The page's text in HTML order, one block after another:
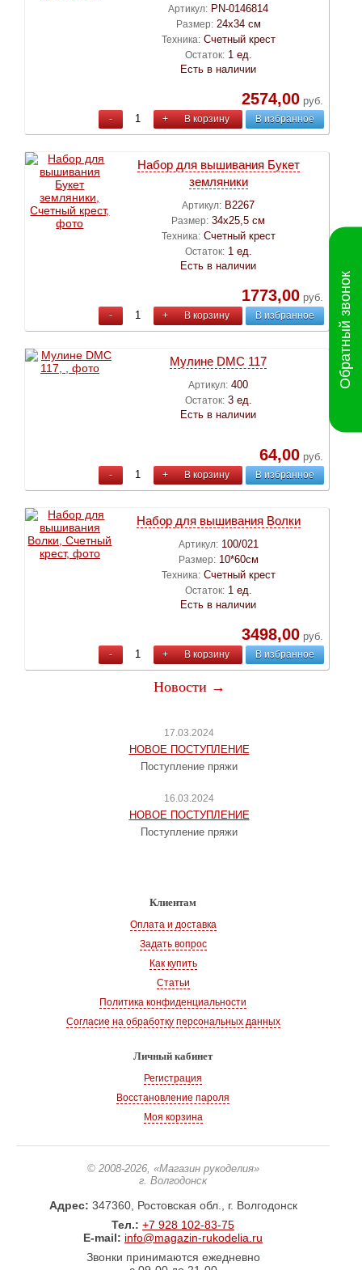
Артикул: PN-0146814
Размер: 24х34 см
Техника: Счетный крест
Остаток: 1 ед.
Есть в наличии
2574,00руб.
- + В корзину В избранное
Набор для вышивания Букет
земляники
Артикул: B2267
Размер: 34х25,5 см
Техника: Счетный крест
Остаток: 1 ед.
Есть в наличии
1773,00руб.
- + В корзину В избранное
Мулине DMC 117
Артикул: 400
Остаток: 3 ед.
Есть в наличии
64,00руб.
- + В корзину В избранное
Набор для вышивания Волки
Артикул: 100/021
Размер: 10*60см
Техника: Счетный крест
Остаток: 1 ед.
Есть в наличии
3498,00руб.
- + В корзину В избранное
Новости →
17.03.2024
НОВОЕ ПОСТУПЛЕНИЕ
Поступление пряжи
16.03.2024
НОВОЕ ПОСТУПЛЕНИЕ
Поступление пряжи
Клиентам
Оплата и доставка
Задать вопрос
Как купить
Статьи
Политика конфиденциальности
Согласие на обработку персональных данных
Личный кабинет
Регистрация
Восстановление пароля
Моя корзина
© 2008-2026, «Магазин рукоделия»
г. Волгодонск
Адрес: 347360, Ростовская обл., г. Волгодонск
Тел.: +7 928 102-83-75
E-mail: info@magazin-rukodelia.ru
Звонки принимаются ежедневно
Обратный звонок